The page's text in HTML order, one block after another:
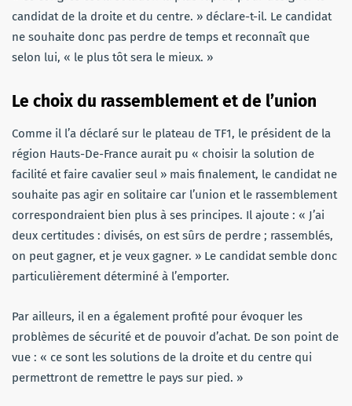
candidat de la droite et du centre. » déclare-t-il. Le candidat
ne souhaite donc pas perdre de temps et reconnaît que
selon lui, « le plus tôt sera le mieux. »
Le choix du rassemblement et de l’union
Comme il l’a déclaré sur le plateau de TF1, le président de la
région Hauts-De-France aurait pu « choisir la solution de
facilité et faire cavalier seul » mais finalement, le candidat ne
souhaite pas agir en solitaire car l’union et le rassemblement
correspondraient bien plus à ses principes. Il ajoute : « J’ai
deux certitudes : divisés, on est sûrs de perdre ; rassemblés,
on peut gagner, et je veux gagner. » Le candidat semble donc
particulièrement déterminé à l’emporter.
Par ailleurs, il en a également profité pour évoquer les
problèmes de sécurité et de pouvoir d’achat. De son point de
vue : « ce sont les solutions de la droite et du centre qui
permettront de remettre le pays sur pied. »